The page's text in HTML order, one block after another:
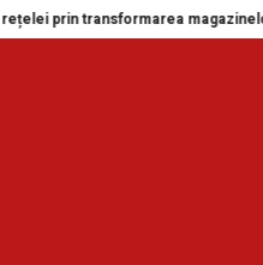
prin transformarea magazinelor